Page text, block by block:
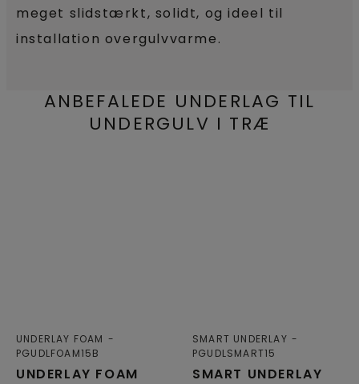
meget slidstærkt, solidt, og ideel til
installation overgulvvarme.
ANBEFALEDE UNDERLAG TIL
UNDERGULV I TRÆ
UNDERLAY FOAM
UNDERLAY FOAM
PGUDLFOAM15B
SMART UNDERLAY
SMART UNDERLAY
PGUDLSMART15